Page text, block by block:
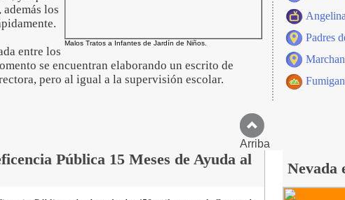
Malos Tratos a Infantes de Jardín de Niños.
los
entre los
se encuentran elaborando un escrito de
pero al igual a la supervisión escolar.
Padres
Arriba
Pública 15 Meses de Ayuda al
Nevada